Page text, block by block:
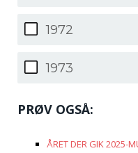
1972
1973
PRØV OGSÅ:
ÅRET DER GIK 2025-